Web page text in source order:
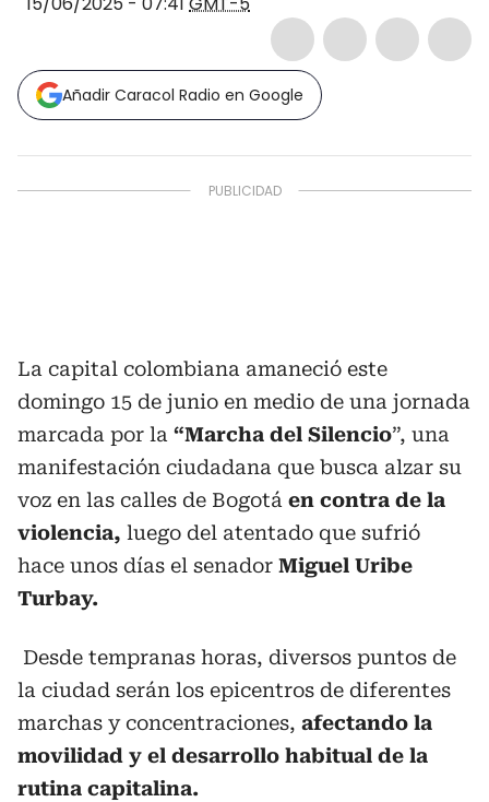
Añadir Caracol Radio en Google
La capital colombiana amaneció este
domingo 15 de junio en medio de una jornada
marcada por la “Marcha del Silencio”, una
manifestación ciudadana que busca alzar su
voz en las calles de Bogotá en contra de la
violencia, luego del atentado que sufrió
hace unos días el senador Miguel Uribe
Turbay.
Desde tempranas horas, diversos puntos de
la ciudad serán los epicentros de diferentes
marchas y concentraciones, afectando la
movilidad y el desarrollo habitual de la
rutina capitalina.